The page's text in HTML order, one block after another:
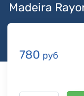
Madeira
780 руб